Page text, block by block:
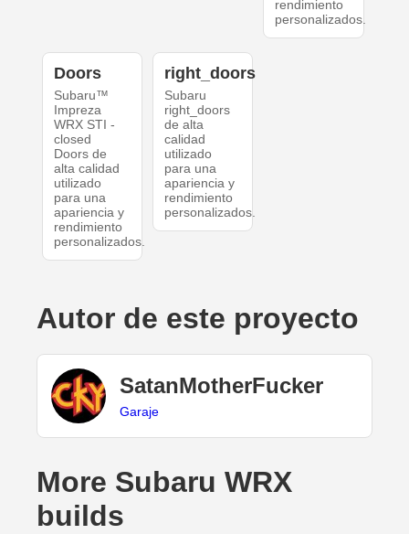
rendimiento
personalizados.
Doors
Subaru™
Impreza
WRX STI -
closed
Doors de
alta calidad
utilizado
para una
apariencia y
rendimiento
personalizados.
right_doors
Subaru
right_doors
de alta
calidad
utilizado
para una
apariencia y
rendimiento
personalizados.
Autor de este proyecto
SatanMotherFucker
Garaje
More Subaru WRX
builds